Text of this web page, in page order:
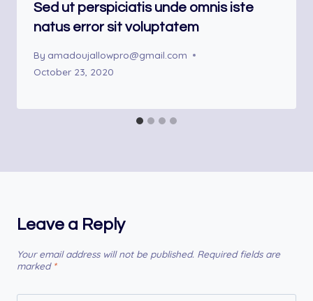
Sed ut perspiciatis unde omnis iste
natus error sit voluptatem
By amadoujallowpro@gmail.com
October 23, 2020
Leave a Reply
Your email address will not be published. Required fields are
marked *